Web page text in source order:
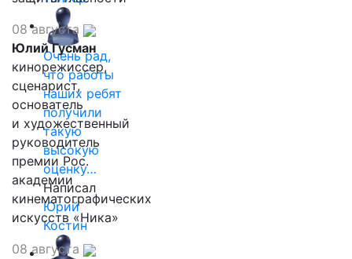
Очень рад,
что работы
наших ребят
получили
такую
высокую
оценку…
Написал
Юрий
Костин
08 августа
Юлий Гусман
кинорежиссер,
сценарист,
основатель
и художественный
руководитель
премии Рос.
академии
кинематографических
искусств «Ника»
08 августа